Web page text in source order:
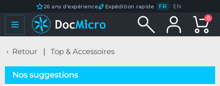
26 ans d'expérience Expédition rapide FR / EN
0
Retour Top & Accessoires
Nos suggestions